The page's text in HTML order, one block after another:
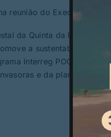
reunião do Executivo
da Quinta da Ponte
a sustentabilidade
Interreg POCTEP
e da plantação de